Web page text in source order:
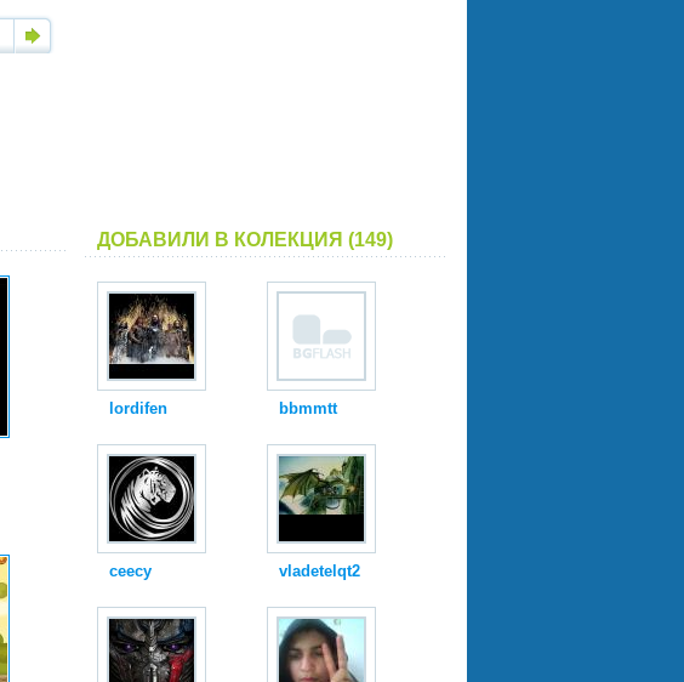
ДОБАВИЛИ В КОЛЕКЦИЯ (149)
lordifen bbmmtt
ceecy vladetelqt2